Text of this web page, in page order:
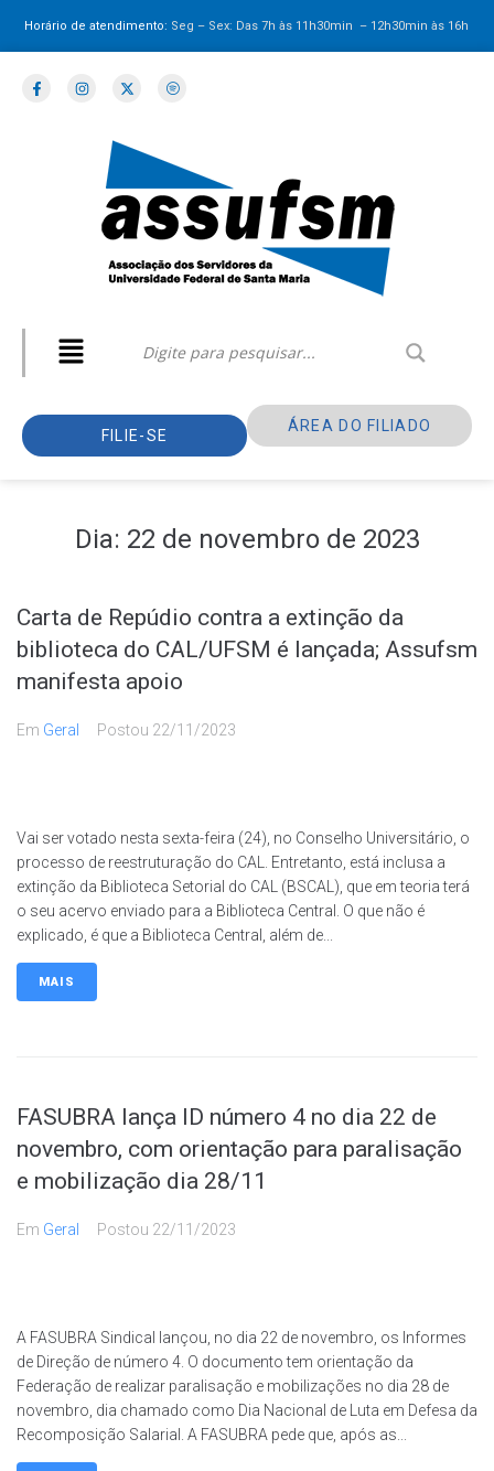
Horário de atendimento: Seg – Sex: Das 7h às 11h30min – 12h30minàs 16h
FILIE-SE
ÁREA DO FILIADO
Dia: 22 de novembro de 2023
Carta de Repúdio contra a extinção da
biblioteca do CAL/UFSM é lançada; Assufsm
manifesta apoio
Em Geral Postou 22/11/2023
Vai ser votado nesta sexta-feira (24), no Conselho Universitário, o
processo de reestruturação do CAL. Entretanto, está inclusa a
extinção da Biblioteca Setorial do CAL (BSCAL), que em teoria terá
o seu acervo enviado para a Biblioteca Central. O que não é
explicado, é que a Biblioteca Central, além de...
MAIS
FASUBRA lança ID número 4 no dia 22 de
novembro, com orientação para paralisação
e mobilização dia 28/11
Em Geral Postou 22/11/2023
A FASUBRA Sindical lançou, no dia 22 de novembro, os Informes
de Direção de número 4. O documento tem orientação da
Federação de realizar paralisação e mobilizações no dia 28 de
novembro, dia chamado como Dia Nacional de Luta em Defesa da
Recomposição Salarial. A FASUBRA pede que, após as...